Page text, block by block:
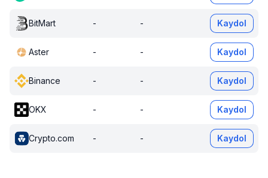
BitMart - - Kaydol
Aster - - Kaydol
Binance - - Kaydol
OKX - - Kaydol
Crypto.com - - Kaydol